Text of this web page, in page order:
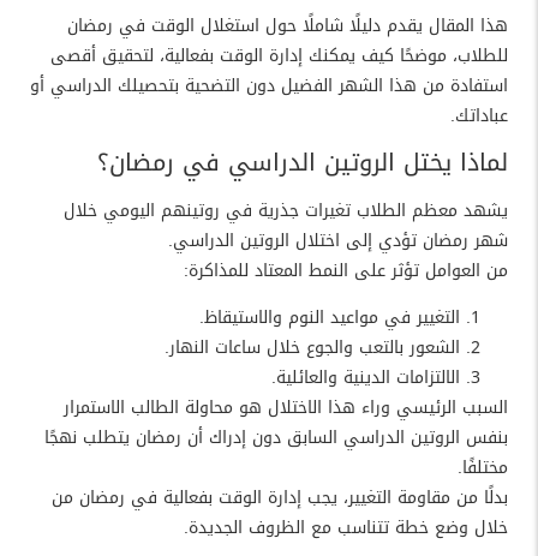
هذا المقال يقدم دليلًا شاملًا حول استغلال الوقت في رمضان
للطلاب، موضحًا كيف يمكنك إدارة الوقت بفعالية، لتحقيق أقصى
استفادة من هذا الشهر الفضيل دون التضحية بتحصيلك الدراسي أو
عباداتك.
لماذا يختل الروتين الدراسي في رمضان؟
يشهد معظم الطلاب تغيرات جذرية في روتينهم اليومي خلال
شهر رمضان تؤدي إلى اختلال الروتين الدراسي.
من العوامل تؤثر على النمط المعتاد للمذاكرة:
التغيير في مواعيد النوم والاستيقاظ.
الشعور بالتعب والجوع خلال ساعات النهار.
الالتزامات الدينية والعائلية.
السبب الرئيسي وراء هذا الاختلال هو محاولة الطالب الاستمرار
بنفس الروتين الدراسي السابق دون إدراك أن رمضان يتطلب نهجًا
مختلفًا.
بدلًا من مقاومة التغيير، يجب إدارة الوقت بفعالية في رمضان من
خلال وضع خطة تتناسب مع الظروف الجديدة.